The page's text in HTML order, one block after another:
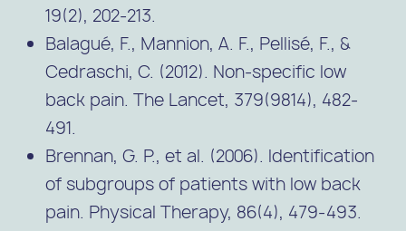
19(2), 202-213.
Balagué, F., Mannion, A. F., Pellisé, F., &
Cedraschi, C. (2012). Non-specific low
back pain. The Lancet, 379(9814), 482-
491.
Brennan, G. P., et al. (2006). Identification
of subgroups of patients with low back
pain. Physical Therapy, 86(4), 479-493.